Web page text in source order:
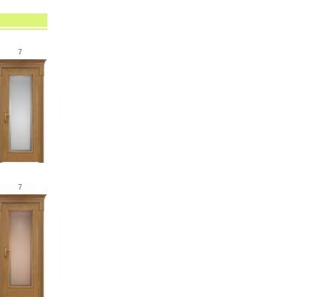
7
7